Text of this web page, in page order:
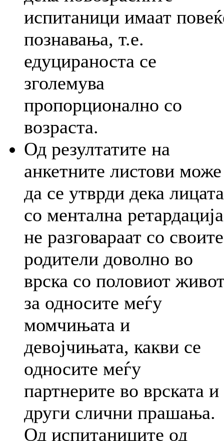
испитаници имаат
познавања, т.е.
едуцираноста се
зголемува
пропорционално со
возраста.
Од резултатите на
анкетните листови може
да се утврди дека лицата
со ментална ретардација
не разговараат со своите
родители доволно во
врска со половиот
за односите меѓу
момчињата и
девојчињата, какви се
односите меѓу
партнерите во врската и
други слични прашања.
Од испитаниците од